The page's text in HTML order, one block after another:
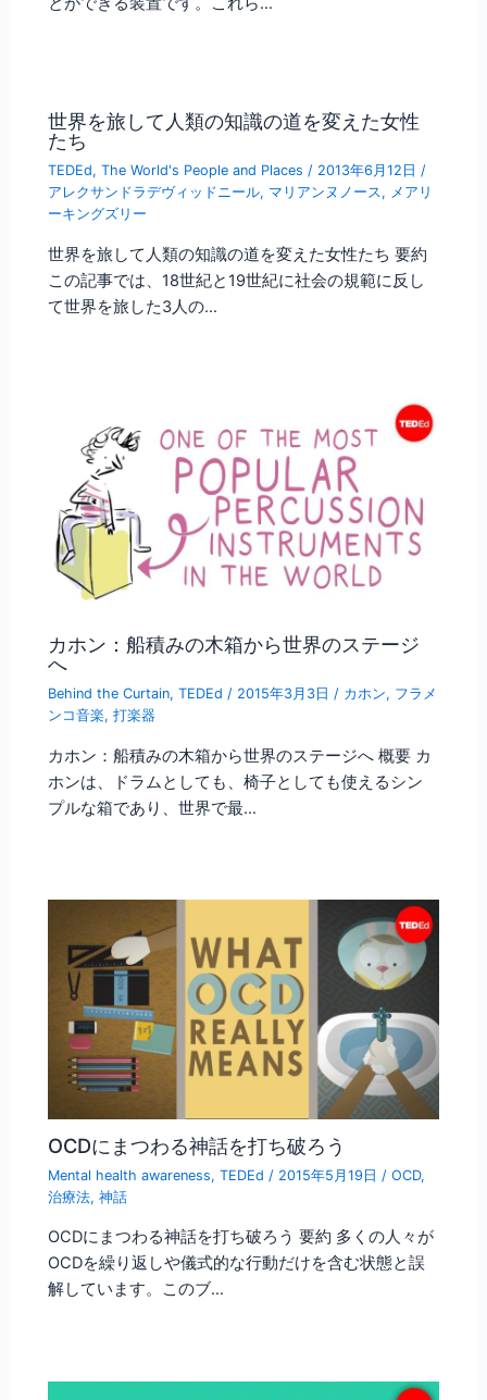
世界を旅して人類の知識の道を変えた女性
たち
TEDEd,The World's People and Places / 2013年6月12日/
アレクサンドラデヴィッドニール, マリアンヌノース, メアリ
ーキングズリー
世界を旅して人類の知識の道を変えた女性たち 要約
この記事では、18世紀と19世紀に社会の規範に反し
て世界を旅した3人の…
カホン：船積みの木箱から世界のステージ
へ
Behind the Curtain,TEDEd / 2015年3月3日 / カホン, フラメ
ンコ音楽,打楽器
カホン：船積みの木箱から世界のステージへ 概要 カ
ホンは、ドラムとしても、椅子としても使えるシン
プルな箱であり、世界で最…
OCDにまつわる神話を打ち破ろう
Mental health awareness,TEDEd / 2015年5月19日 /OCD,
治療法,神話
OCDにまつわる神話を打ち破ろう 要約 多くの人々が
OCDを繰り返しや儀式的な行動だけを含む状態と誤
解しています。このブ…